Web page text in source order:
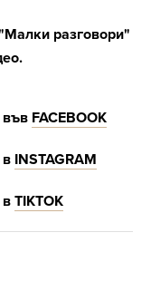
разговори"
във FACEBOOK
в INSTAGRAM
в ТIKTOK